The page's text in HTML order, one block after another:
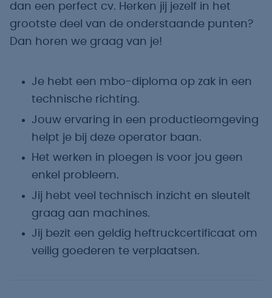
dan een perfect cv. Herken jij jezelf in het
grootste deel van de onderstaande punten?
Dan horen we graag van je!
Je hebt een mbo-diploma op zak in een
technische richting.
Jouw ervaring in een productieomgeving
helpt je bij deze operator baan.
Het werken in ploegen is voor jou geen
enkel probleem.
Jij hebt veel technisch inzicht en sleutelt
graag aan machines.
Jij bezit een geldig heftruckcertificaat om
veilig goederen te verplaatsen.